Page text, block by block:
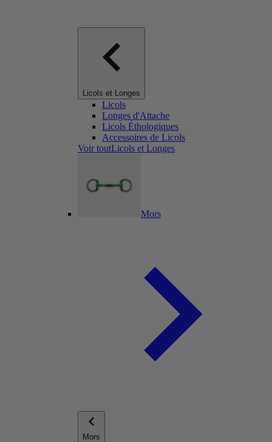
Licols et Longes
Licols
Longes d'Attache
Licols Éthologiques
Accessoires de Licols
Voir toutLicols et Longes
Mors
Mors